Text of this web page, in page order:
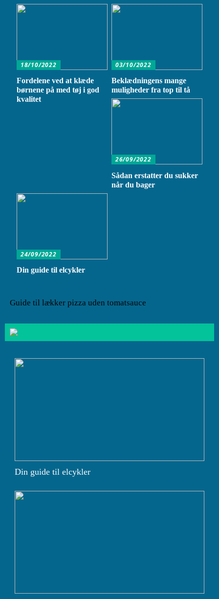
18/10/2022
Fordelene ved at klæde
børnene på med tøj i god
kvalitet
03/10/2022
Beklædningens mange
muligheder fra top til tå
26/09/2022
Sådan erstatter du sukker
når du bager
24/09/2022
Din guide til elcykler
Guide til lækker pizza uden tomatsauce
Din guide til elcykler